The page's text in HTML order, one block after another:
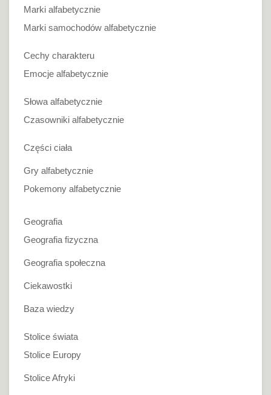
Marki alfabetycznie
Marki samochodów alfabetycznie
Cechy charakteru
Emocje alfabetycznie
Słowa alfabetycznie
Czasowniki alfabetycznie
Części ciała
Gry alfabetycznie
Pokemony alfabetycznie
Geografia
Geografia fizyczna
Geografia społeczna
Ciekawostki
Baza wiedzy
Stolice świata
Stolice Europy
Stolice Afryki